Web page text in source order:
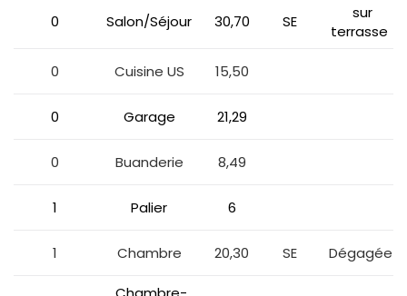
0 Salon/Séjour 30,70 SE
sur
terrasse
0 Cuisine US 15,50
0 Garage 21,29
0 Buanderie 8,49
1 Palier 6
1 Chambre 20,30 SE Dégagée